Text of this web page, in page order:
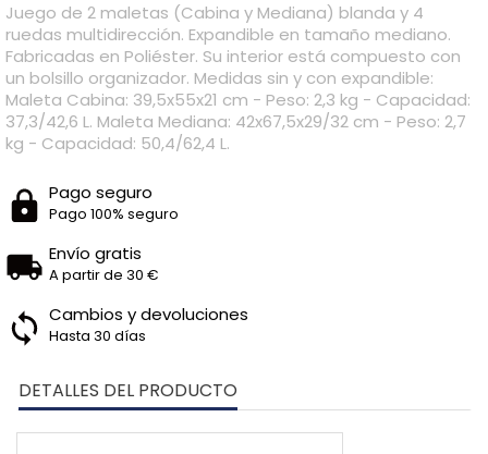
Juego de 2 maletas (Cabina y Mediana) blanda y 4
ruedas multidirección. Expandible en tamaño mediano.
Fabricadas en Poliéster. Su interior está compuesto con
un bolsillo organizador. Medidas sin y con expandible:
Maleta Cabina: 39,5x55x21 cm - Peso: 2,3 kg - Capacidad:
37,3/42,6 L. Maleta Mediana: 42x67,5x29/32 cm - Peso: 2,7
kg - Capacidad: 50,4/62,4 L.
Pago seguro
Pago 100% seguro
Envío gratis
A partir de 30 €
Cambios y devoluciones
Hasta 30 días
DETALLES DEL PRODUCTO